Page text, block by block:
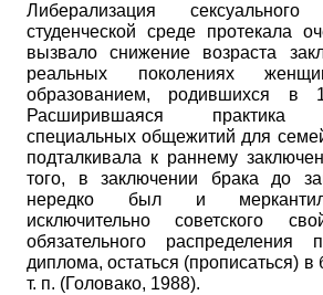
Либерализация
студенческой среде протекала
вызвало снижение возраста
реальных поколениях
образованием, родившихся в
Расширившаяся практика
специальных общежитий для
подталкивала к раннему
того, в заключении брака до
нередко был и
исключительно советского
обязательного распределения
диплома, остаться (прописаться)
т. п. (Головако, 1988).